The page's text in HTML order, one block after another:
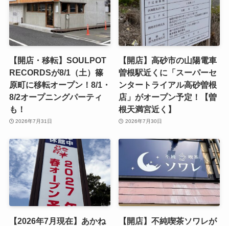
【開店・移転】SOULPOT
RECORDSが8/1（土）篠
原町に移転オープン！8/1・
8/2オープニングパーティ
も！
2026年7月31日
【開店】高砂市の山陽電車
曽根駅近くに「スーパーセ
ンタートライアル高砂曽根
店」がオープン予定！【曽
根天満宮近く】
2026年7月30日
【2026年7月現在】あかね
【開店】不純喫茶ソワレが